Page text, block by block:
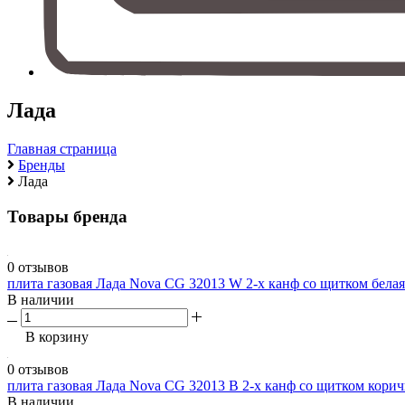
Лада
Главная страница
Бренды
Лада
Товары бренда
0 отзывов
плита газовая Лада Nova CG 32013 W 2-х канф со щитком белая
В наличии
В корзину
0 отзывов
плита газовая Лада Nova CG 32013 B 2-х канф со щитком